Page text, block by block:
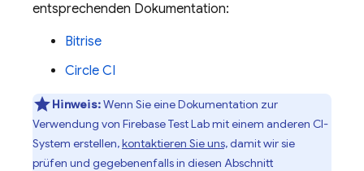
entsprechenden Dokumentation:
Bitrise
Circle CI
Hinweis:Wenn Sie eine Dokumentation zur
Verwendung von Firebase Test Labmit einem anderen CI-
System erstellen,kontaktieren Sie uns,damit wir sie
prüfen und gegebenenfalls in diesen Abschnitt